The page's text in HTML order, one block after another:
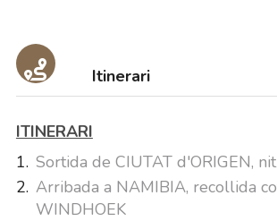
Itinerari
ITINERARI
Sortida de CIUTAT d'ORIGEN,
Arribada a NAMIBIA, recollida
WINDHOEK